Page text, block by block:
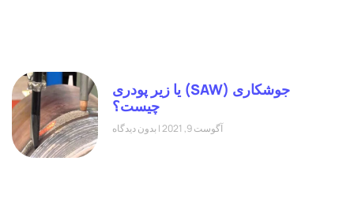
جوشکاری (SAW) یا زیر پودری
چیست؟
آگوست 9, 2021 بدون دیدگاه